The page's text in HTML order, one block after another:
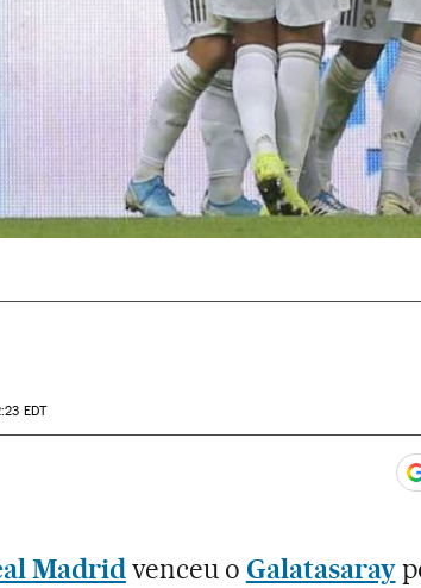
EDT
Twitter
Redes Sociales
Madridvenceu o Galatasaray